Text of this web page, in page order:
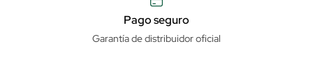
Pago seguro
Garantía de distribuidor oficial